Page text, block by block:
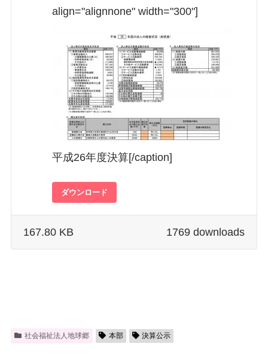
align="alignnone" width="300"]
平成26年度決算[/caption]
ダウンロード
1769 downloads
167.80 KB
社会福祉法人地球郷 本部 決算公示